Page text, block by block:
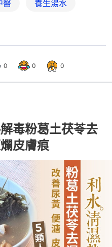
醫 養生湯水
0 0 0
毒粉葛土茯苓去
皮膚痕